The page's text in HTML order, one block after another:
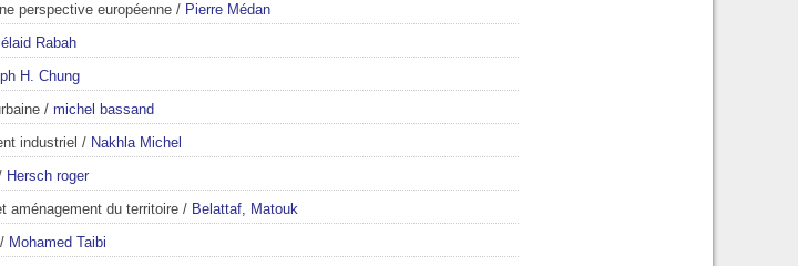
perspective européenne / Pierre Médan
Rabah
H. Chung
/ michel bassand
industriel / Nakhla Michel
Hersch roger
aménagement du territoire / Belattaf, Matouk
/ Mohamed Taibi